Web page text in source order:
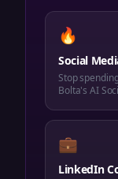
🔥
Social
Stop
Bolta's AI
💼
LinkedIn